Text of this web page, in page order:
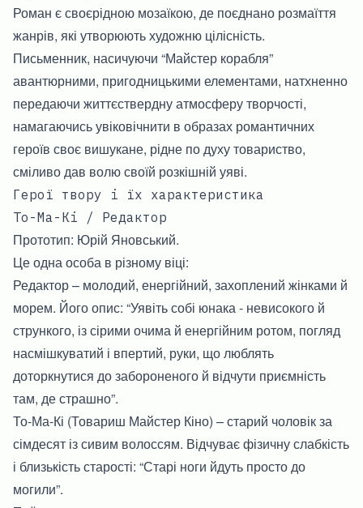
Роман є своєрідною мозаїкою, де поєднано розмаїття
жанрів, які утворюють художню цілісність.
Письменник, насичуючи “Майстер корабля”
авантюрними, пригодницькими елементами, натхненно
передаючи життєствердну атмосферу творчості,
намагаючись увіковічнити в образах романтичних
героїв своє вишукане, рідне по духу товариство,
сміливо дав волю своїй розкішній уяві.
Герої твору і їх характеристика
То-Ма-Кі / Редактор
Прототип: Юрій Яновський.
Це одна особа в різному віці:
Редактор – молодий, енергійний, захоплений жінками й
морем. Його опис: “Уявіть собі юнака - невисокого й
стрункого, із сірими очима й енергійним ротом, погляд
насмішкуватий і впертий, руки, що люблять
доторкнутися до забороненого й відчути приємність
там, де страшно”.
То-Ма-Кі (Товариш Майстер Кіно) – старий чоловік за
сімдесят із сивим волоссям. Відчуває фізичну слабкість
і близькість старості: “Старі ноги йдуть просто до
могили”.